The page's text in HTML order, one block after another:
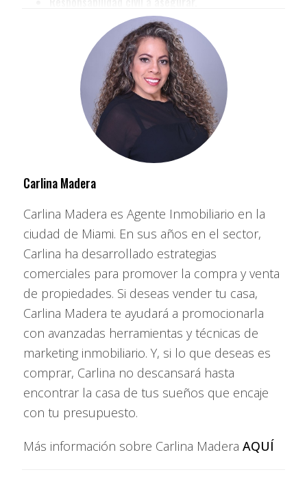
Protegerse contra acciones legales y gastos médicos.
Protección contra daños a otras propiedades.​​​​​​​
Objetos personales y la parte interna de la propiedad (piso,
paredes, techos, instalaciones eléctricas, equipos o aire
acondicionado).
​​​​​​​Ubicación:​​​​​​​
Si está en zona propensa a huracanes (suele ser una póliza
opcional).
Si está en zona de inundación (requerido por el gobierno y
Casa y Townhouse:
Condominios: Los edificios suelen tener una póliza
general (master policy) que cubre la estructura y áreas
comunes contra inundación y siniestro.​​​​​​​
​​​​​​​Número de propiedades.​​​​​​​
Si posee varias propiedades, tiene la opción de utilizar
seguros “paraguas” que permiten diluir el costo de la póliza.
FORMAS DE REDUCIR EL COSTO DE LA PÓLIZA.
Incremente su deducible. Como propietario usted puede
ahorrar dinero si aumenta el deducible de su seguro; es
decir, la cantidad que usted debe pagar cuando ocurre un
siniestro, y, a partir de lo cual, comienza la obligación del
seguro de cubrir el saldo deudor. Ésta es una de las formas
Carlina Madera
Carlina Madera es Agente Inmobiliario en la
ciudad de Miami. En sus años en el sector,
Carlina ha desarrollado estrategias
comerciales para promover la compra y venta
de propiedades. Si deseas vender tu casa,
Carlina Madera te ayudará a promocionarla
con avanzadas herramientas y técnicas de
marketing inmobiliario. Y, si lo que deseas es
comprar, Carlina no descansará hasta
encontrar la casa de tus sueños que encaje
con tu presupuesto.
Más información sobre Carlina Madera AQUÍ